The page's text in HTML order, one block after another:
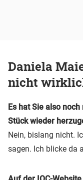
Daniela
nicht
Es hat Sie also
Stück wieder
Nein, bislang nicht.
sagen. Ich blicke da